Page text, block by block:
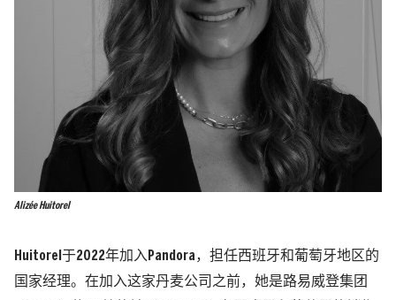
Alizée Huitorel
Huitorel于2022年加入Pandora，担任西班牙和葡萄牙地区的
国家经理。在加入这家丹麦公司之前，她是路易威登集团